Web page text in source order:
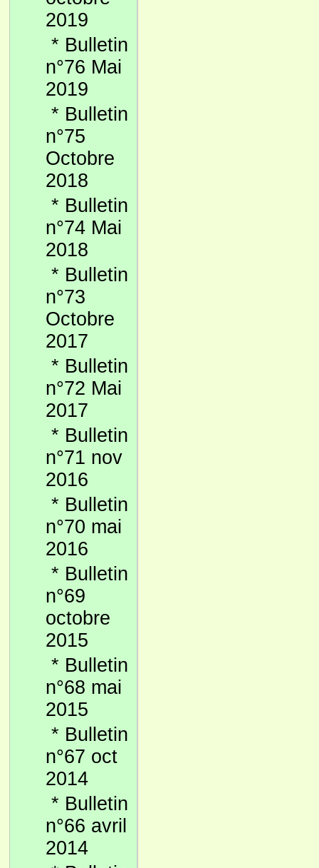
2019
* Bulletin
n°76 Mai
2019
* Bulletin
n°75
Octobre
2018
* Bulletin
n°74 Mai
2018
* Bulletin
n°73
Octobre
2017
* Bulletin
n°72 Mai
2017
* Bulletin
n°71 nov
2016
* Bulletin
n°70 mai
2016
* Bulletin
n°69
octobre
2015
* Bulletin
n°68 mai
2015
* Bulletin
n°67 oct
2014
* Bulletin
n°66 avril
2014